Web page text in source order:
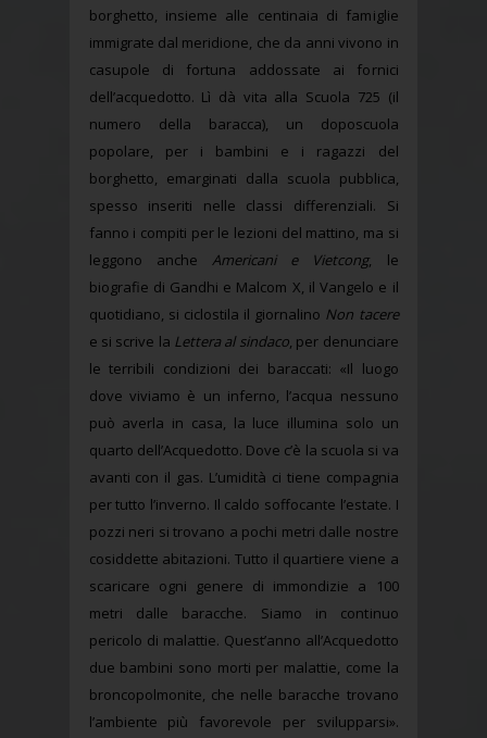
borghetto, insieme alle centinaia di famiglie
immigrate dal meridione, che da anni vivono in
casupole di fortuna addossate ai fornici
dell’acquedotto. Lì dà vita alla Scuola 725 (il
numero della baracca), un doposcuola
popolare, per i bambini e i ragazzi del
borghetto, emarginati dalla scuola pubblica,
spesso inseriti nelle classi differenziali. Si
fanno i compiti per le lezioni del mattino, ma si
leggono anche Americani e Vietcong, le
biografie di Gandhi e Malcom X, il Vangelo e il
quotidiano, si ciclostila il giornalino Non tacere
e si scrive la Lettera al sindaco, per denunciare
le terribili condizioni dei baraccati: «Il luogo
dove viviamo è un inferno, l’acqua nessuno
può averla in casa, la luce illumina solo un
quarto dell’Acquedotto. Dove c’è la scuola si va
avanti con il gas. L’umidità ci tiene compagnia
per tutto l’inverno. Il caldo soffocante l’estate. I
pozzi neri si trovano a pochi metri dalle nostre
cosiddette abitazioni. Tutto il quartiere viene a
scaricare ogni genere di immondizie a 100
metri dalle baracche. Siamo in continuo
pericolo di malattie. Quest’anno all’Acquedotto
due bambini sono morti per malattie, come la
broncopolmonite, che nelle baracche trovano
l’ambiente più favorevole per svilupparsi».